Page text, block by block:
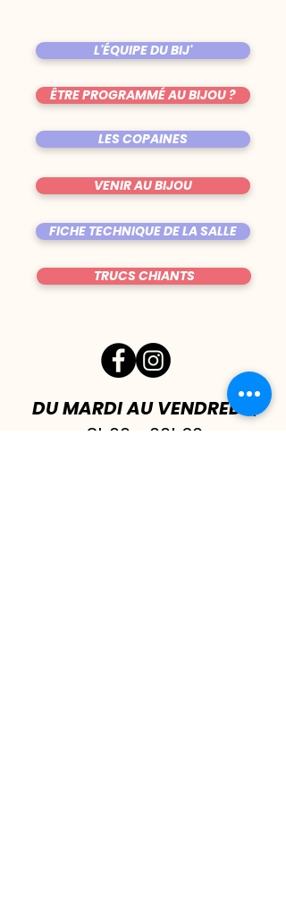
L'ÉQUIPE DU BIJ'
ÊTRE PROGRAMMÉ AU BIJOU ?
LES COPAINES
VENIR AU BIJOU
FICHE TECHNIQUE DE LA SALLE
TRUCS CHIANTS
DU MARDI AU VENDREDI |
8h00 - 00h30